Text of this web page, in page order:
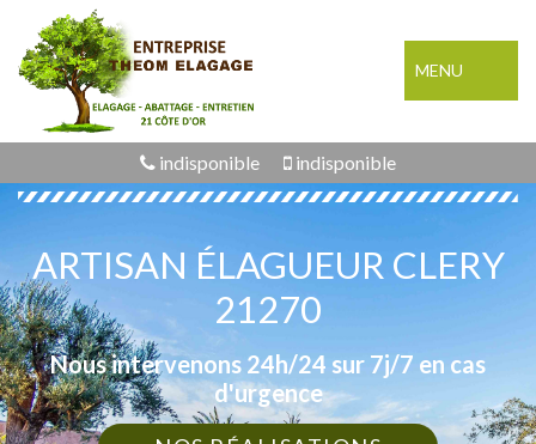
MENU
indisponible indisponible
ARTISAN ÉLAGUEUR CLERY
21270
Nous intervenons 24h/24 sur 7j/7 en cas
d'urgence